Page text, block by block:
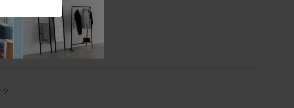
ル仕上げの家具について】
やすいことがデメリットと言えます。しかし傷やシミ等は、使い込んでいく中で
説明書